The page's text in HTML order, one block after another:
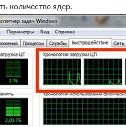
количество ядер.